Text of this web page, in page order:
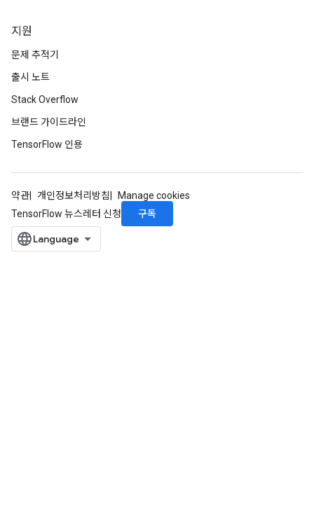
지원
문제 추적기
출시 노트
Stack Overflow
브랜드 가이드라인
TensorFlow 인용
약관 개인정보처리방침
Manage cookies
TensorFlow 뉴스레터 신청
구독